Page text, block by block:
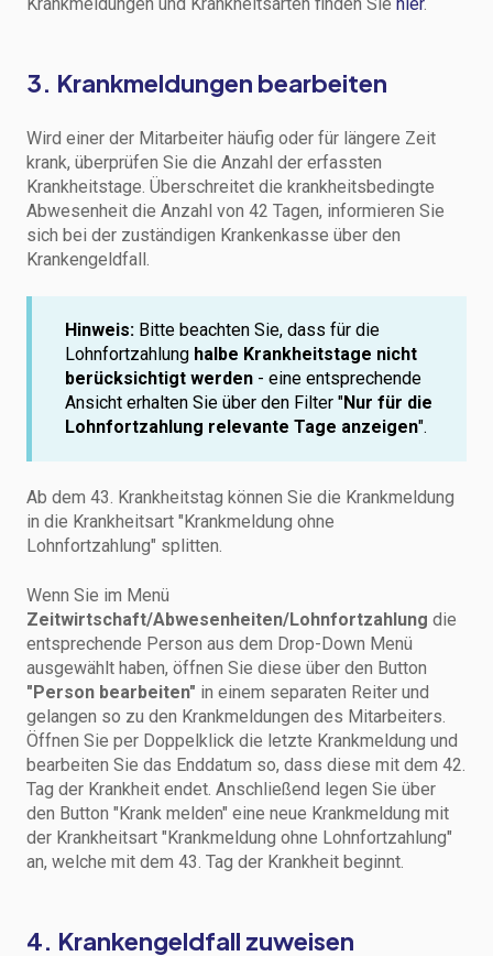
3. Krankmeldungen bearbeiten
Wird einer der Mitarbeiter häufig oder für längere Zeit
krank, überprüfen Sie die Anzahl der erfassten
Krankheitstage. Überschreitet die krankheitsbedingte
Abwesenheit die Anzahl von 42 Tagen, informieren Sie
sich bei der zuständigen Krankenkasse über den
Krankengeldfall.
Hinweis: Bitte beachten Sie, dass für die
Lohnfortzahlung halbe Krankheitstage nicht
berücksichtigt werden - eine entsprechende
Ansicht erhalten Sie über den Filter "Nur für die
Lohnfortzahlung relevante Tage anzeigen".
Ab dem 43. Krankheitstag können Sie die Krankmeldung
in die Krankheitsart "Krankmeldung ohne
Lohnfortzahlung" splitten.
Wenn Sie im Menü
Zeitwirtschaft/Abwesenheiten/Lohnfortzahlung die
entsprechende Person aus dem Drop-Down Menü
ausgewählt haben, öffnen Sie diese über den Button
"Person bearbeiten" in einem separaten Reiter und
gelangen so zu den Krankmeldungen des Mitarbeiters.
Öffnen Sie per Doppelklick die letzte Krankmeldung und
bearbeiten Sie das Enddatum so, dass diese mit dem 42.
Tag der Krankheit endet. Anschließend legen Sie über
den Button "Krank melden" eine neue Krankmeldung mit
der Krankheitsart "Krankmeldung ohne Lohnfortzahlung"
an, welche mit dem 43. Tag der Krankheit beginnt.
4. Krankengeldfall zuweisen